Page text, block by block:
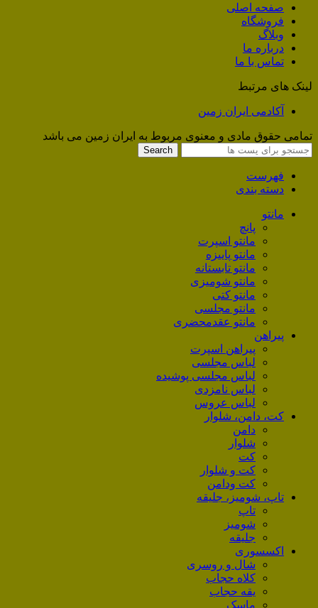
صفحه اصلی
فروشگاه
وبلاگ
درباره ما
تماس با ما
لینک های مرتبط
آکادمی ایران زمین
تمامی حقوق مادی و معنوی مربوط به ایران زمین می باشد
Search
فهرست
دسته بندی
مانتو
پانچ
مانتو اسپرت
مانتو پاییزه
مانتو تابستانه
مانتو شومیزی
مانتو کتی
مانتو مجلسی
مانتو عقد‌محضری
پیراهن
پیراهن اسپرت
لباس مجلسی
لباس مجلسی پوشیده
لباس نامزدی
لباس عروس
کت، دامن، شلوار
دامن
شلوار
کت
کت و شلوار
کت ودامن
تاپ، شومیز، جلیقه
تاپ
شومیز
جلیقه
اکسسوری
شال و روسری
کلاه حجاب
یقه حجاب
ماسک